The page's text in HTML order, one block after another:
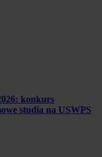
konkurs
studia na USWPS